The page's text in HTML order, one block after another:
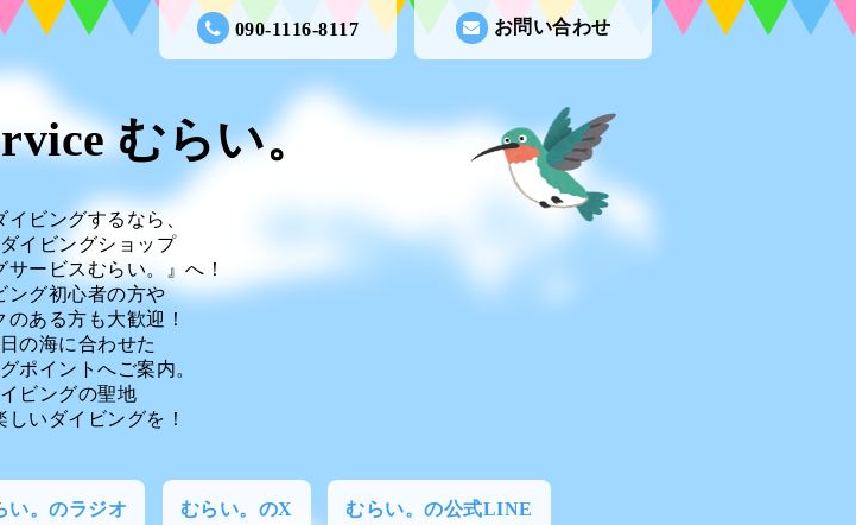
お問い合わせ
090-1116-8117
むらい。
イビングするなら、
イビングショップ
サービスむらい。』へ！
ング初心者の方や
のある方も大歓迎！
の海に合わせた
ポイントへご案内。
ビングの聖地
しいダイビングを！
い。のラジオ むらい。のX むらい。の公式LINE